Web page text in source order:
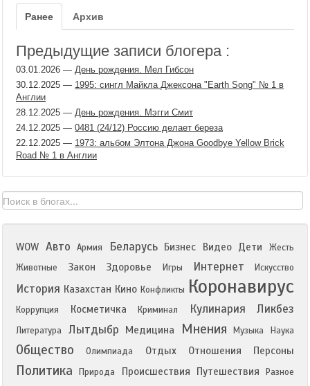
Ранее Архив
Предыдущие записи блогера :
03.01.2026 — День рождения. Мел Гибсон
30.12.2025 — 1995: сингл Майкла Джексона "Earth Song" № 1 в
Англии
28.12.2025 — День рождения. Мэгги Смит
24.12.2025 — 0481 (24/12) Россию делает береза
22.12.2025 — 1973: альбом Элтона Джона Goodbye Yellow Brick
Road № 1 в Англии
WOW Авто Армия Беларусь Бизнес Видео Дети
Жесть
Животные
Закон Здоровье Игры Интернет Искусство
История Казахстан Кино Конфликты Коронавирус
Коррупция Косметичка Криминал Кулинария Ликбез
Литература Лытдыбр Медицина Мнения Музыка Наука
Общество Олимпиада Отдых Отношения Персоны
Политика Природа Происшествия Путешествия Разное